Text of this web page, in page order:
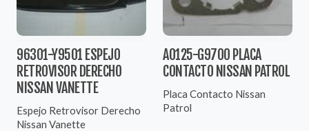
96301-Y9501 ESPEJO
RETROVISOR DERECHO
NISSAN VANETTE
Espejo Retrovisor Derecho
Nissan Vanette
A0125-G9700 PLACA
CONTACTO NISSAN PATROL
Placa Contacto Nissan
Patrol